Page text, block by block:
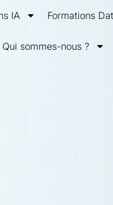
IA Formations
Qui sommes-nous ?